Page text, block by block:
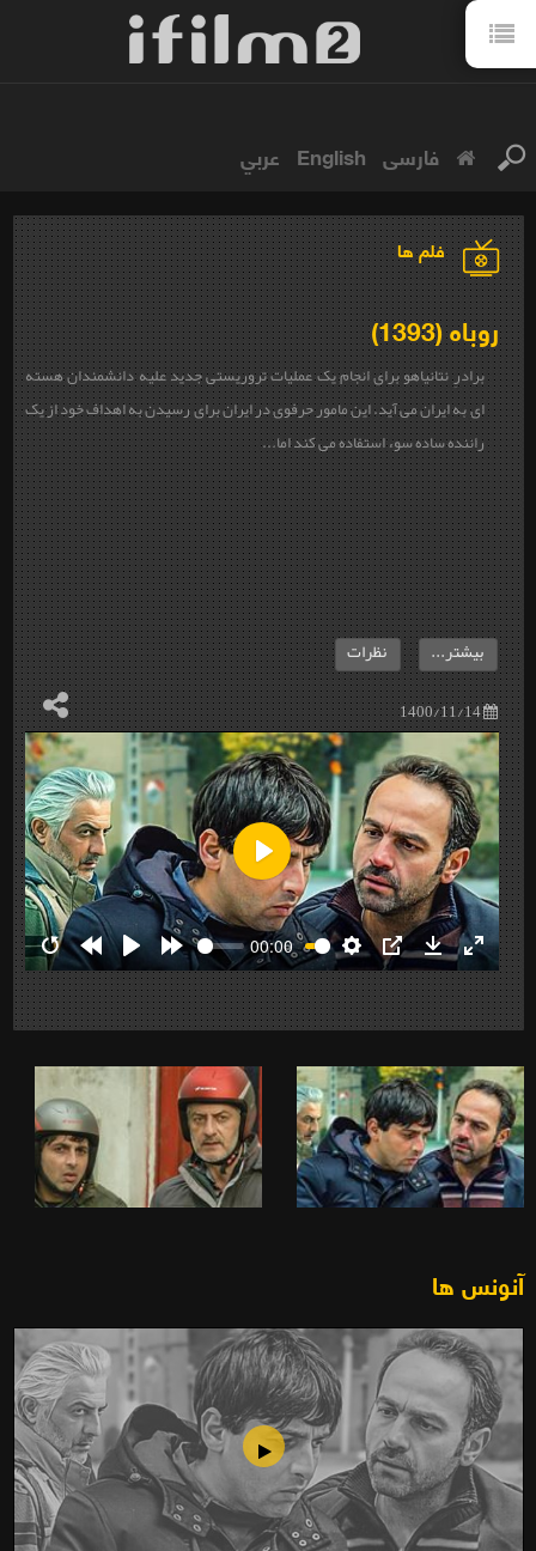
فارسی English عربي
فلم ها
روباه (1393)
برادرِ نتانیاهو برای انجام یک عملیات تروریستی جدید علیه دانشمندان هسته
ای به ایران می آید. این مامور حرفوی در ایران برای رسیدن به اهداف خود از یک
راننده ساده سوء استفاده می کند اما...
1400/11/14
بیشتر... نظرات
RestartRewind
10s
Play Forward
10s
00:00
Settings
PIP Download
Enter
Play
آنونس ها